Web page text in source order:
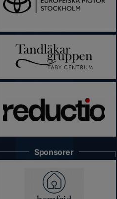
Sponsorer